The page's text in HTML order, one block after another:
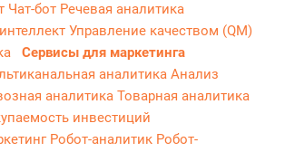
Чат-бот Речевая аналитика
Управление качеством (QM)
Сервисы для маркетинга
аналитика Анализ
аналитика Товарная аналитика
инвестиций
Робот-аналитик Робот-